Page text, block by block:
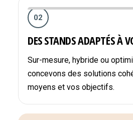
02
DES STANDS ADAPTÉS À
Sur-mesure, hybride ou
concevons des solutions
moyens et vos objectifs.